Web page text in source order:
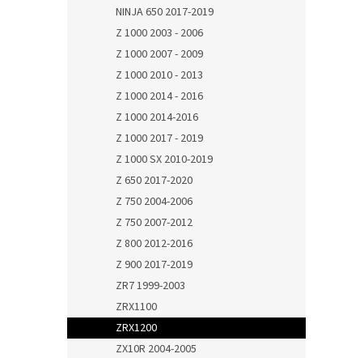
NINJA 650 2017-2019
Z 1000 2003 - 2006
Z 1000 2007 - 2009
Z 1000 2010 - 2013
Z 1000 2014 - 2016
Z 1000 2014-2016
Z 1000 2017 - 2019
Z 1000 SX 2010-2019
Z 650 2017-2020
Z 750 2004-2006
Z 750 2007-2012
Z 800 2012-2016
Z 900 2017-2019
ZR7 1999-2003
ZRX1100
ZRX1200
ZX10R 2004-2005